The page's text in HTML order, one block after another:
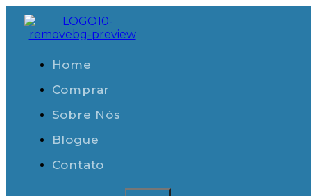
Home
Comprar
Sobre Nós
Blogue
Contato